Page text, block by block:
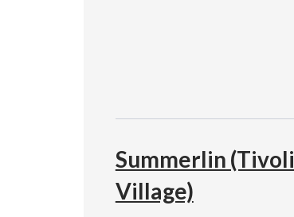
Summerlin (Tivoli
Village)